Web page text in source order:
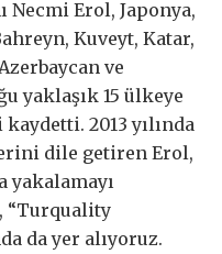
Necmi Erol, Japonya,
Kuveyt, Katar,
ve
yaklaşık 15 ülkeye
2013 yılında
dile getiren Erol,
yakalamayı
“Turquality
da yer alıyoruz.